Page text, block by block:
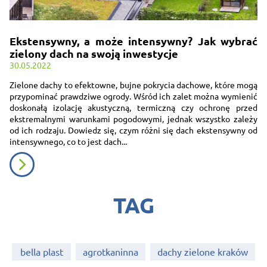
Ekstensywny, a może intensywny? Jak wybrać
zielony dach na swoją inwestycje
30.05.2022
Zielone dachy to efektowne, bujne pokrycia dachowe, które mogą
przypominać prawdziwe ogrody. Wśród ich zalet można wymienić
doskonałą izolację akustyczną, termiczną czy ochronę przed
ekstremalnymi warunkami pogodowymi, jednak wszystko zależy
od ich rodzaju. Dowiedz się, czym różni się dach ekstensywny od
intensywnego, co to jest dach...
TAG
bella plast agrotkaninna dachy zielone kraków